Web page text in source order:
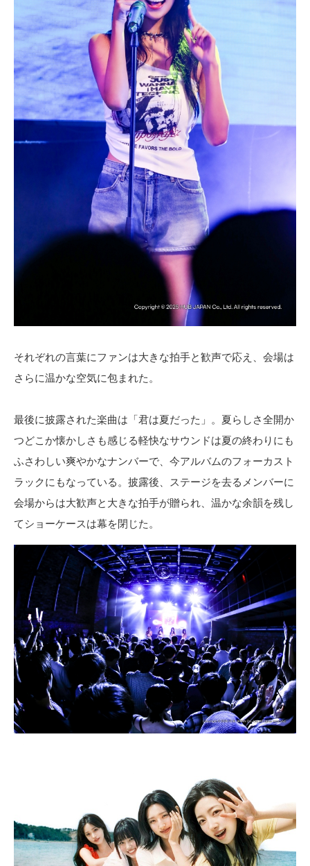
それぞれの言葉にファンは大きな拍手と歓声で応え、会場は
さらに温かな空気に包まれた。
最後に披露された楽曲は「君は夏だった」。夏らしさ全開か
つどこか懐かしさも感じる軽快なサウンドは夏の終わりにも
ふさわしい爽やかなナンバーで、今アルバムのフォーカスト
ラックにもなっている。披露後、ステージを去るメンバーに
会場からは大歓声と大きな拍手が贈られ、温かな余韻を残し
てショーケースは幕を閉じた。